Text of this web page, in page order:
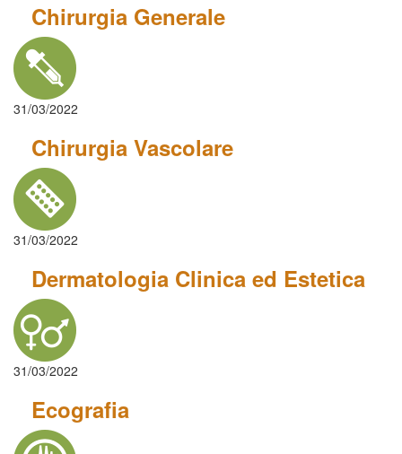
Chirurgia Generale
31/03/2022
Chirurgia Vascolare
31/03/2022
Dermatologia Clinica ed Estetica
31/03/2022
Ecografia